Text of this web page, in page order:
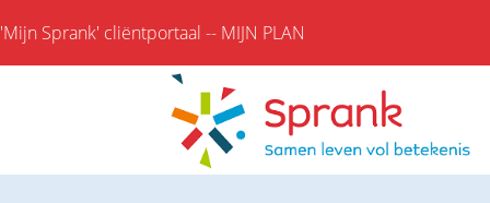
'Mijn Sprank' cliëntportaal -- MIJN PLAN